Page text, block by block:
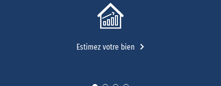
Estimez votre bien